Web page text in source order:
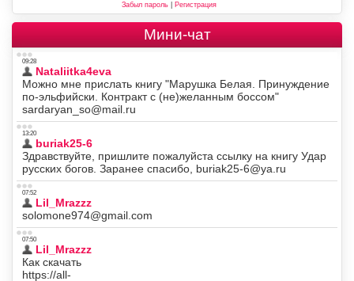
Забыл пароль| Регистрация
Мини-чат